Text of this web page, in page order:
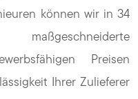
können wir in 34
Preisen
Ihrer Zulieferer